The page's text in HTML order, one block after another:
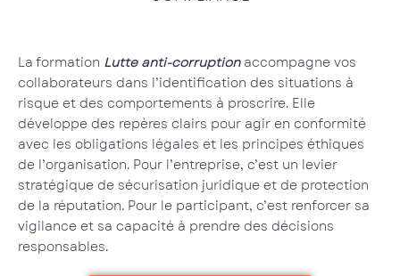
La formation Lutte anti-corruption accompagne vos
collaborateurs dans l’identification des situations à
risque et des comportements à proscrire. Elle
développe des repères clairs pour agir en conformité
avec les obligations légales et les principes éthiques
de l’organisation. Pour l’entreprise, c’est un levier
stratégique de sécurisation juridique et de protection
de la réputation. Pour le participant, c’est renforcer sa
vigilance et sa capacité à prendre des décisions
responsables.